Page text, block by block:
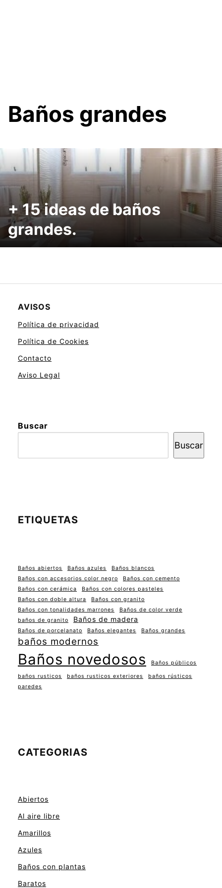
Baños grandes
+ 15 ideas de baños
grandes.
AVISOS
Política de privacidad
Política de Cookies
Contacto
Aviso Legal
Buscar
Buscar
ETIQUETAS
Baños abiertos Baños azules
Baños blancos
Baños con accesorios color negro
Baños con cemento
Baños con cerámica
Baños con colores pasteles
Baños con doble altura
Baños con granito
Baños con tonalidades marrones
Baños de color verde
baños de granito
Baños de madera
Baños de porcelanato Baños elegantes Baños grandes
baños modernos
Baños novedosos Baños públicos
baños rusticos baños rusticos exteriores
baños rústicos
paredes
CATEGORIAS
Abiertos
Al aire libre
Amarillos
Azules
Baños con plantas
Baratos